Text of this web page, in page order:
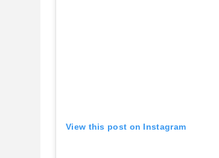
View this post on Instagram